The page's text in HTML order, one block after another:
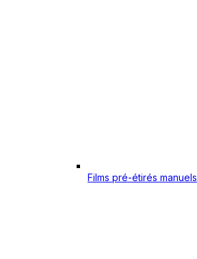
Films pré-étirés manuels